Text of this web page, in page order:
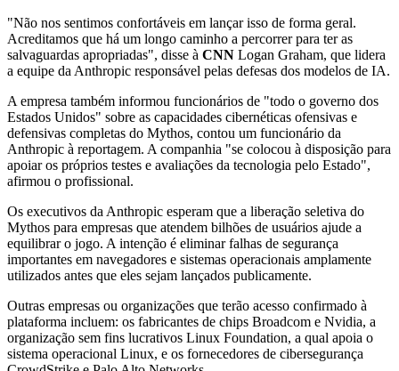
"Não nos sentimos confortáveis em lançar isso de forma geral.
Acreditamos que há um longo caminho a percorrer para ter as
salvaguardas apropriadas", disse à CNN Logan Graham, que lidera
a equipe da Anthropic responsável pelas defesas dos modelos de IA.
A empresa também informou funcionários de "todo o governo dos
Estados Unidos" sobre as capacidades cibernéticas ofensivas e
defensivas completas do Mythos, contou um funcionário da
Anthropic à reportagem. A companhia "se colocou à disposição para
apoiar os próprios testes e avaliações da tecnologia pelo Estado",
afirmou o profissional.
Os executivos da Anthropic esperam que a liberação seletiva do
Mythos para empresas que atendem bilhões de usuários ajude a
equilibrar o jogo. A intenção é eliminar falhas de segurança
importantes em navegadores e sistemas operacionais amplamente
utilizados antes que eles sejam lançados publicamente.
Outras empresas ou organizações que terão acesso confirmado à
plataforma incluem: os fabricantes de chips Broadcom e Nvidia, a
organização sem fins lucrativos Linux Foundation, a qual apoia o
sistema operacional Linux, e os fornecedores de cibersegurança